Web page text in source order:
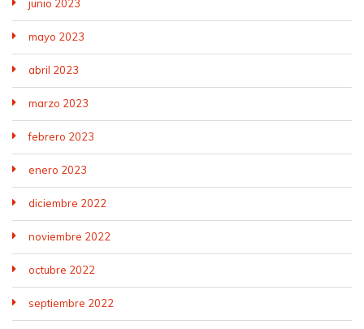
junio 2023
mayo 2023
abril 2023
marzo 2023
febrero 2023
enero 2023
diciembre 2022
noviembre 2022
octubre 2022
septiembre 2022